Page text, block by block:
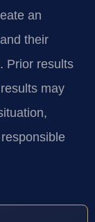
an
their
Prior results
may